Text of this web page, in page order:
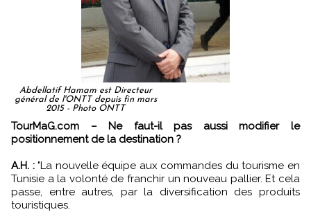
Abdellatif Hamam est Directeur
général de l'ONTT depuis fin mars
2015 - Photo ONTT
TourMaG.com – Ne faut-il pas aussi modifier le
positionnement de la destination ?
A.H. :"La nouvelle équipe aux commandes du tourisme en
Tunisie a la volonté de franchir un nouveau pallier. Et cela
passe, entre autres, par la diversification des produits
touristiques.